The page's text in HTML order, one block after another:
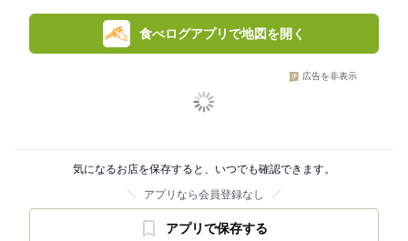
食べログアプリで地図を開く
広告を非表示
気になるお店を保存すると、いつでも確認できます。
アプリなら会員登録なし
アプリで保存する